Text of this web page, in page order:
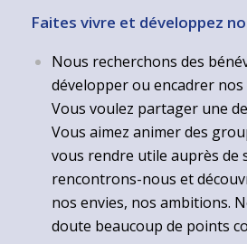
Faites vivre et développez
Nous recherchons des
développer ou encadrer
Vous voulez partager une
Vous aimez animer des
vous rendre utile auprès de
rencontrons-nous et
nos envies, nos ambitions.
doute beaucoup de points